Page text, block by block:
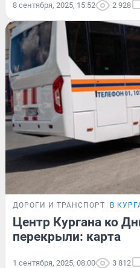
8 сентября, 2025, 15:52 2 928
ДОРОГИ И ТРАНСПОРТ В
Центр Кургана ко
перекрыли: карта
1 сентября, 2025, 08:00 3 812